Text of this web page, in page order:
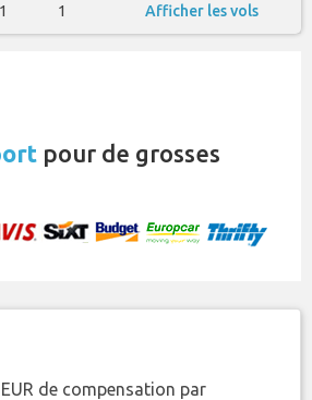
1 1 Afficher les vols
pour de grosses
de compensation par